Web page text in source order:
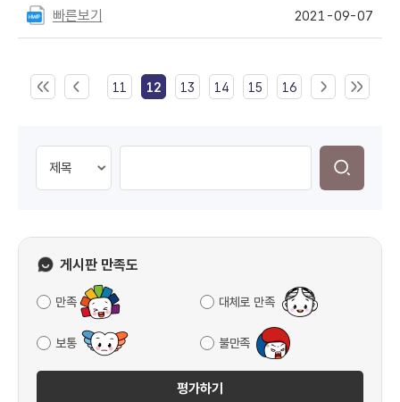
빠른보기 2021-09-07
11 12 13 14 15 16
게시판 만족도
만족 대체로 만족
보통 불만족
평가하기